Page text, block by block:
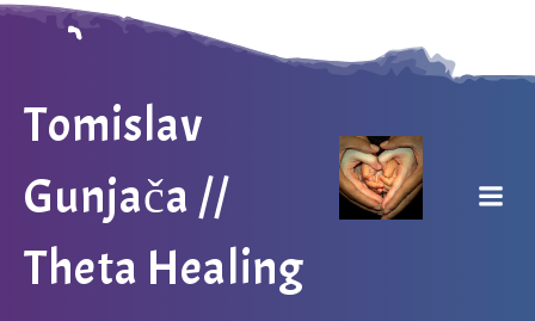
content
Tomislav
Gunjača //
Theta Healing